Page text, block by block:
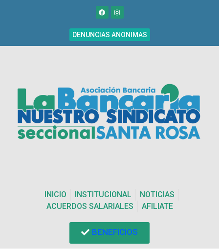
DENUNCIAS ANONIMAS
INICIO INSTITUCIONAL
NOTICIAS
ACUERDOS SALARIALES
AFILIATE
BENEFICIOS